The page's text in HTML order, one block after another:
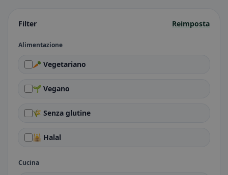
Filter Reimposta
Alimentazione
🥕 Vegetariano
🌱 Vegano
🌾 Senza glutine
🕌 Halal
Cucina